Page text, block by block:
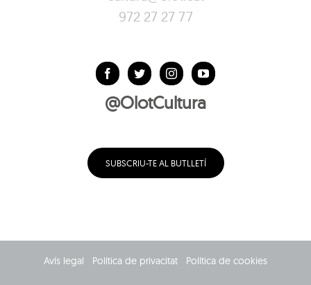
972 27 27 77
@OlotCultura
SUBSCRIU-TE AL BUTLLETÍ
Avís legal Política de privacitat Política de cookies